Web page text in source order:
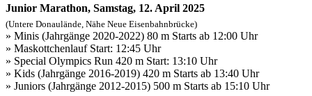
Junior Marathon, Samstag, 12. April 2025
(Untere Donaulände, Nähe Neue Eisenbahnbrücke)
» Minis (Jahrgänge 2020-2022) 80 m Starts ab 12:00 Uhr
» Maskottchenlauf Start: 12:45 Uhr
» Special Olympics Run 420 m Start: 13:10 Uhr
» Kids (Jahrgänge 2016-2019) 420 m Starts ab 13:40 Uhr
» Juniors (Jahrgänge 2012-2015) 500 m Starts ab 15:10 Uhr